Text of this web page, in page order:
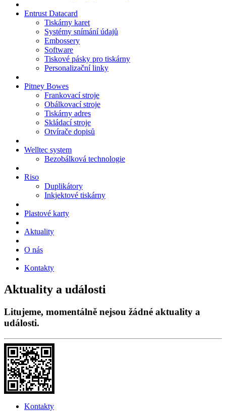
Entrust Datacard
Tiskárny karet
Systémy snímání údajů
Embossery
Software
Tiskové pásky pro tiskárny
Personalizační linky
Pitney Bowes
Frankovací stroje
Obálkovací stroje
Tiskárny adres
Skládací stroje
Otvírače dopisů
Welltec system
Bezobálková technologie
Riso
Duplikátory
Inkjektové tiskárny
Plastové karty
Aktuality
O nás
Kontakty
Aktuality a události
Litujeme, momentálně nejsou žádné aktuality a
události.
Kontakty